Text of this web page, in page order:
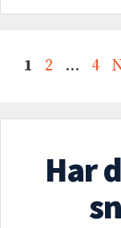
1 2 … 4
Har